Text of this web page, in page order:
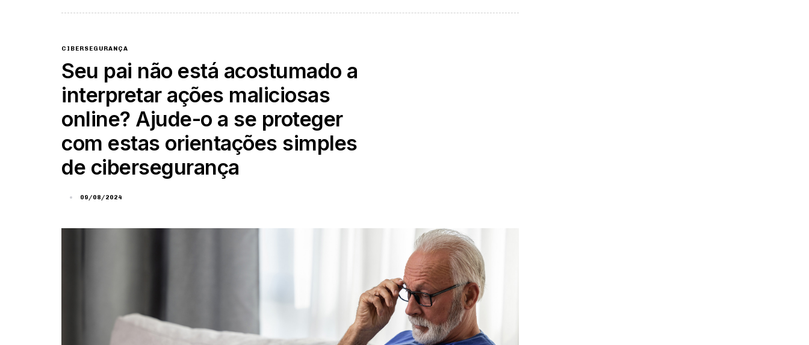
CIBERSEGURANÇA
Seu pai não está acostumado a
interpretar ações maliciosas
online? Ajude-o a se proteger
com estas orientações simples
de cibersegurança
09/08/2024